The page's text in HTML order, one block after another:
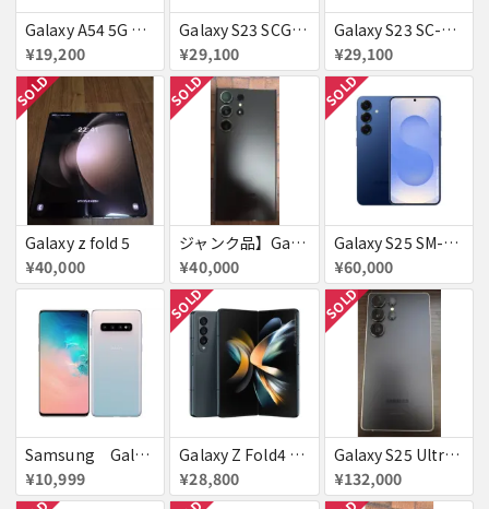
Galaxy A54 5G SC−23D docomo オーサムグラファイト 送料無料
¥19,200
Galaxy S23 SCG19 ラベンダー au 送料無料
¥29,100
Galaxy S23 SC-51D SAMSUNG docomo 送料無料
¥29,100
SOLD
Galaxy z fold 5
¥40,000
SOLD
ジャンク品】Galaxy S23 Ultra 512GB (au版/SCG20)【AU赤ロム】
¥40,000
SOLD
Galaxy S25 SM-S931Z ネイビー SoftBank 送料無料
¥60,000
Samsung Galaxyｓ１０ 有機EL ハイエンド
¥10,999
SOLD
Galaxy Z Fold4 SCG16 au グレイグリーン 送料無料
¥28,800
SOLD
Galaxy S25 Ultra 1TB SCG32
¥132,000